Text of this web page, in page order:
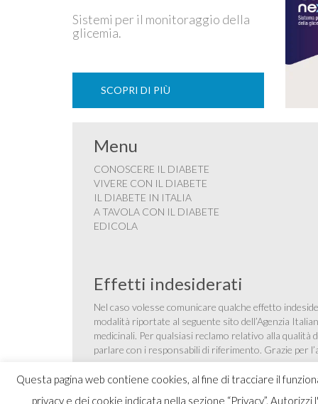
Sistemi per il monitoraggio della
glicemia.
SCOPRI DI PIÙ
Questa pagina web contiene cookies, al fine di tracciare il
privacy e dei cookie indicata nella sezione “Privacy”.
Menu
CONOSCERE IL DIABETE
VIVERE CON IL DIABETE
IL DIABETE IN ITALIA
A TAVOLA CON IL DIABETE
EDICOLA
Effetti indesiderati
Nel caso volesse comunicare qualche effetto
modalità riportate al seguente sito dell’Agenzia
medicinali. Per qualsiasi reclamo relativo alla
parlare con i responsabili di riferimento. Grazie per